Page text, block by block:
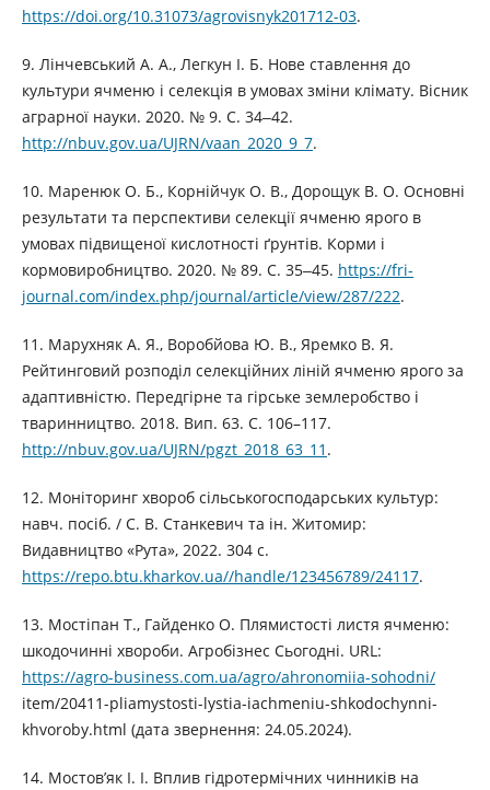
https://doi.org/10.31073/agrovisnyk201712-03.
9. Лінчевський А. А., Легкун І. Б. Нове ставлення до
культури ячменю і селекція в умовах зміни клімату. Вісник
аграрної науки. 2020. № 9. С. 34‒42.
http://nbuv.gov.ua/UJRN/vaan_2020_9_7.
10. Маренюк О. Б., Корнійчук О. В., Дорощук В. О. Основні
результати та перспективи селекції ячменю ярого в
умовах підвищеної кислотності ґрунтів. Корми і
кормовиробництво. 2020. № 89. С. 35‒45. https://fri-
journal.com/index.php/journal/article/view/287/222.
11. Марухняк А. Я., Воробйова Ю. В., Яремко В. Я.
Рейтинговий розподіл селекційних ліній ячменю ярого за
адаптивністю. Передгірне та гірське землеробство і
тваринництво. 2018. Вип. 63. С. 106–117.
http://nbuv.gov.ua/UJRN/pgzt_2018_63_11 .
12. Моніторинг хвороб сільськогосподарських культур:
навч. посіб. / С. В. Станкевич та ін. Житомир:
Видавництво «Рута», 2022. 304 с.
https://repo.btu.kharkov.ua//handle/123456789/24117.
13. Мостіпан Т., Гайденко О. Плямистості листя ячменю:
шкодочинні хвороби. Агробізнес Сьогодні. URL:
https://agro-business.com.ua/agro/ahronomiia-sohodni/
item/20411-pliamystosti-lystia-iachmeniu-shkodochynni-
khvoroby.html (дата звернення: 24.05.2024).
14. Мостов’як І. І. Вплив гідротермічних чинників на